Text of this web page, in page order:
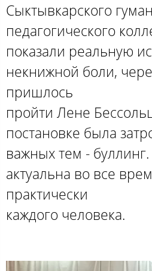
Сыктывкарского
педагогического
показали реальную
некнижной боли,
пришлось
пройти Лене
постановке была
важных тем -
актуальна во все
практически
каждого человека.